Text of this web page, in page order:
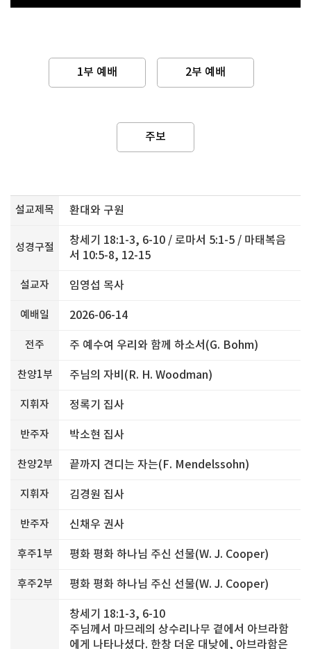
1부 예배 2부 예배
주보
설교제목 환대와 구원
성경구절
창세기 18:1-3, 6-10 / 로마서 5:1-5 / 마태복음
서 10:5-8, 12-15
설교자 임영섭 목사
예배일 2026-06-14
전주 주 예수여 우리와 함께 하소서(G. Bohm)
찬양1부 주님의 자비(R. H. Woodman)
지휘자 정록기 집사
반주자 박소현 집사
찬양2부 끝까지 견디는 자는(F. Mendelssohn)
지휘자 김경원 집사
반주자 신채우 권사
후주1부 평화 평화 하나님 주신 선물(W. J. Cooper)
후주2부 평화 평화 하나님 주신 선물(W. J. Cooper)
창세기 18:1-3, 6-10
주님께서 마므레의 상수리나무 곁에서 아브라함
에게 나타나셨다. 한창 더운 대낮에, 아브라함은